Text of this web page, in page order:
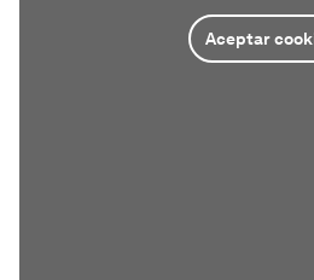
Aceptar